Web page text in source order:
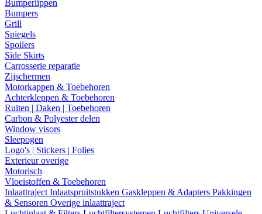
Bumperlippen
Bumpers
Grill
Spiegels
Spoilers
Side Skirts
Carrosserie reparatie
Zijschermen
Motorkappen & Toebehoren
Achterkleppen & Toebehoren
Ruiten | Daken | Toebehoren
Carbon & Polyester delen
Window visors
Sleepogen
Logo's | Stickers | Folies
Exterieur overige
Motorisch
Vloeistoffen & Toebehoren
Inlaattraject Inlaatspruitstukken Gaskleppen & Adapters Pakkingen
& Sensoren Overige inlaattraject